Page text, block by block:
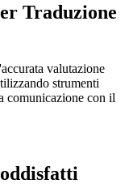
Traduzione
valutazione
strumenti
comunicazione con il